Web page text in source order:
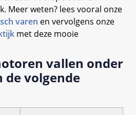
Meer weten? lees vooral onze
varen en vervolgens onze
met deze mooie
vallen onder
de volgende